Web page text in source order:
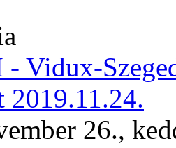
Vidux-
2019.11.24.
26.,